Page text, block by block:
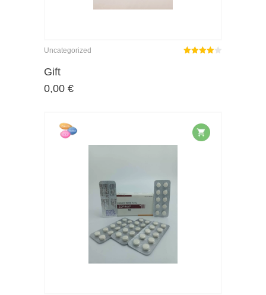
Uncategorized
Gift
0,00 €